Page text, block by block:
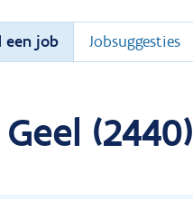
een job Jobsuggesties
(2440)